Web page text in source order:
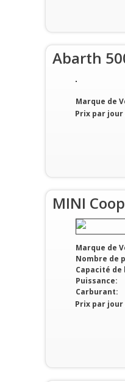
Abarth
Marque de
Prix par jour
MINI
Marque de
Nombre de
Capacité de
Puissance:
Carburant:
Prix par jour